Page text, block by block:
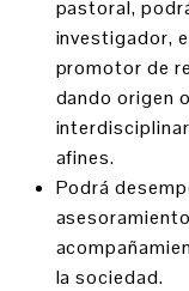
pastoral,
investigador,
promotor de
dando origen
afines.
Podrá
la sociedad.